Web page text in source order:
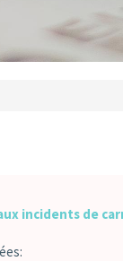
incidents de